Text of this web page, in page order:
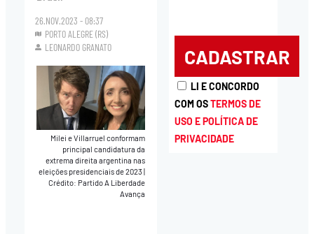
26.NOV.2023 - 08:37
PORTO ALEGRE (RS)
LEONARDO GRANATO
Milei e Villarruel conformam
principal candidatura da
extrema direita argentina nas
eleições presidenciais de 2023
Crédito: Partido A Liberdade
Avança
LI E CONCORDO
COM OSTERMOS DE
USO E POLÍTICA DE
PRIVACIDADE